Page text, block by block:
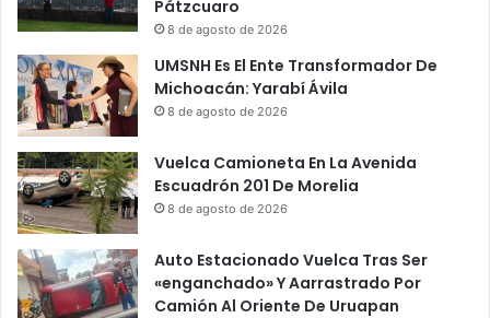
Pátzcuaro
8 de agosto de 2026
UMSNH Es El Ente Transformador De
Michoacán: Yarabí Ávila
8 de agosto de 2026
Vuelca Camioneta En La Avenida
Escuadrón 201 De Morelia
8 de agosto de 2026
Auto Estacionado Vuelca Tras Ser
«enganchado» Y Aarrastrado Por
Camión Al Oriente De Uruapan